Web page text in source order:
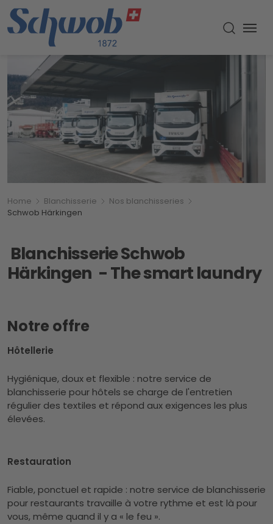
Menu
Breadcrumb
Vous êtes ici:
Home Blanchisserie
Nos blanchisseries
Schwob Härkingen
Blanchisserie Schwob
Härkingen - The smart laundry
Notre offre
Hôtellerie
Hygiénique, doux et flexible : notre service de
blanchisserie pour hôtels se charge de l'entretien
régulier des textiles et répond aux exigences les plus
élevées.
Restauration
Fiable, ponctuel et rapide : notre service de blanchisserie
pour restaurants travaille à votre rythme et est là pour
vous, même quand il y a « le feu ».